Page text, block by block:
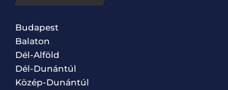
Budapest
Balaton
Dél-Alföld
Dél-Dunántúl
Közép-Dunántúl